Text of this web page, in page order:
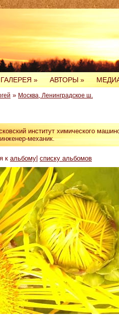
» АВТОРЫ»
» Москва, Ленинградское ш.
институт химического
инженер-механик.
к альбому списку альбомов